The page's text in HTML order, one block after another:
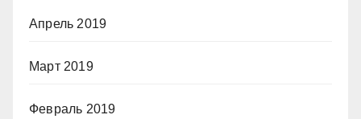
Апрель 2019
Март 2019
Февраль 2019